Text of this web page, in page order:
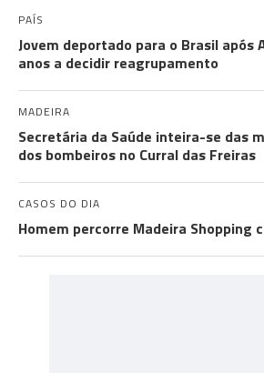
PAÍS
Jovem deportado para o Brasil após
anos a decidir reagrupamento
MADEIRA
Secretária da Saúde inteira-se das
dos bombeiros no Curral das Freiras
CASOS DO DIA
Homem percorre Madeira Shopping